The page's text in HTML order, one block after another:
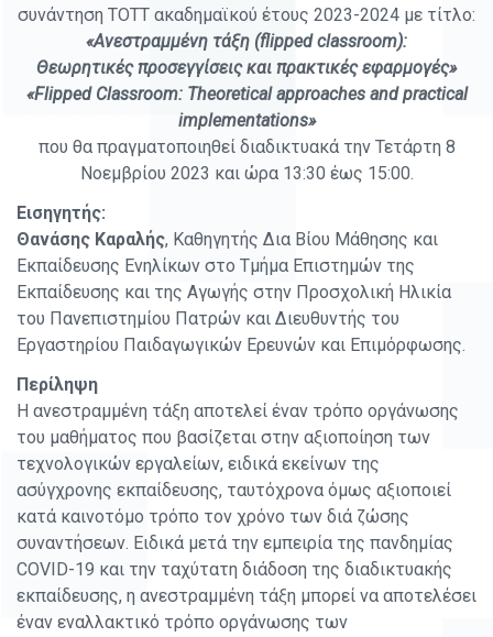
συνάντηση TΟΤT ακαδημαϊκού έτους 2023-2024 με τίτλο:
«Ανεστραμμένη τάξη (flipped classroom):
Θεωρητικές προσεγγίσεις και πρακτικές εφαρμογές»
«Flipped Classroom: Theoretical approaches and practical
implementations»
που θα πραγματοποιηθεί διαδικτυακά την Τετάρτη 8
Νοεμβρίου 2023 και ώρα 13:30 έως 15:00.
Εισηγητής:
Θανάσης Καραλής, Καθηγητής Δια Βίου Μάθησης και
Εκπαίδευσης Ενηλίκων στο Τμήμα Επιστημών της
Εκπαίδευσης και της Αγωγής στην Προσχολική Ηλικία
του Πανεπιστημίου Πατρών και Διευθυντής του
Εργαστηρίου Παιδαγωγικών Ερευνών και Επιμόρφωσης.
Περίληψη
Η ανεστραμμένη τάξη αποτελεί έναν τρόπο οργάνωσης
του μαθήματος που βασίζεται στην αξιοποίηση των
τεχνολογικών εργαλείων, ειδικά εκείνων της
ασύγχρονης εκπαίδευσης, ταυτόχρονα όμως αξιοποιεί
κατά καινοτόμο τρόπο τον χρόνο των διά ζώσης
συναντήσεων. Ειδικά μετά την εμπειρία της πανδημίας
COVID-19 και την ταχύτατη διάδοση της διαδικτυακής
εκπαίδευσης, η ανεστραμμένη τάξη μπορεί να αποτελέσει
έναν εναλλακτικό τρόπο οργάνωσης των